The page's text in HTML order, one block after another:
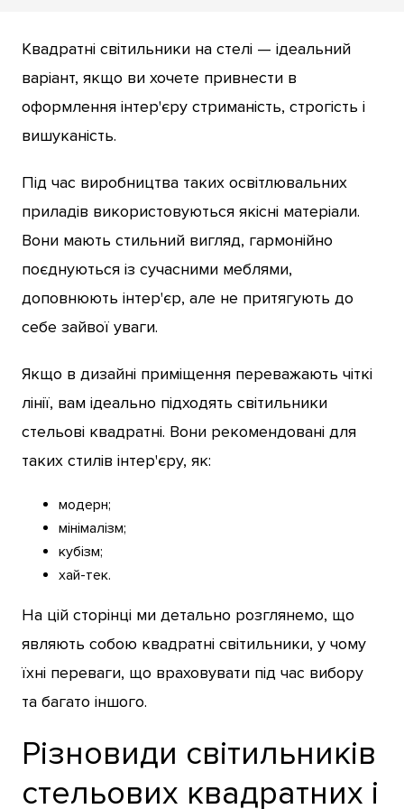
Квадратні світильники на стелі — ідеальний
варіант, якщо ви хочете привнести в
оформлення інтер'єру стриманість, строгість і
вишуканість.
Під час виробництва таких освітлювальних
приладів використовуються якісні матеріали.
Вони мають стильний вигляд, гармонійно
поєднуються із сучасними меблями,
доповнюють інтер'єр, але не притягують до
себе зайвої уваги.
Якщо в дизайні приміщення переважають чіткі
лінії, вам ідеально підходять світильники
стельові квадратні. Вони рекомендовані для
таких стилів інтер'єру, як:
модерн;
мінімалізм;
кубізм;
хай-тек.
На цій сторінці ми детально розглянемо, що
являють собою квадратні світильники, у чому
їхні переваги, що враховувати під час вибору
та багато іншого.
Різновиди світильників
стельових квадратних і